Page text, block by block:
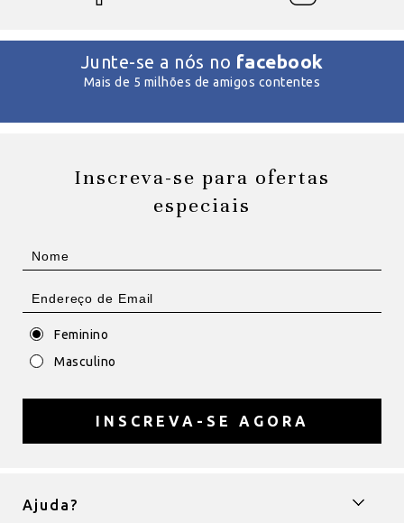
Junte-se a nós no facebook
Mais de 5 milhões de amigos contentes
Inscreva-se para ofertas
especiais
Feminino
Masculino
INSCREVA-SE AGORA
Ajuda?